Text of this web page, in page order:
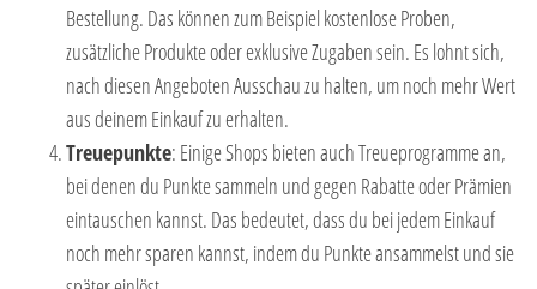
Bestellung. Das können zum Beispiel kostenlose Proben,
zusätzliche Produkte oder exklusive Zugaben sein. Es lohnt sich,
nach diesen Angeboten Ausschau zu halten, um noch mehr Wert
aus deinem Einkauf zu erhalten.
Treuepunkte: Einige Shops bieten auch Treueprogramme an,
bei denen du Punkte sammeln und gegen Rabatte oder Prämien
eintauschen kannst. Das bedeutet, dass du bei jedem Einkauf
noch mehr sparen kannst, indem du Punkte ansammelst und sie